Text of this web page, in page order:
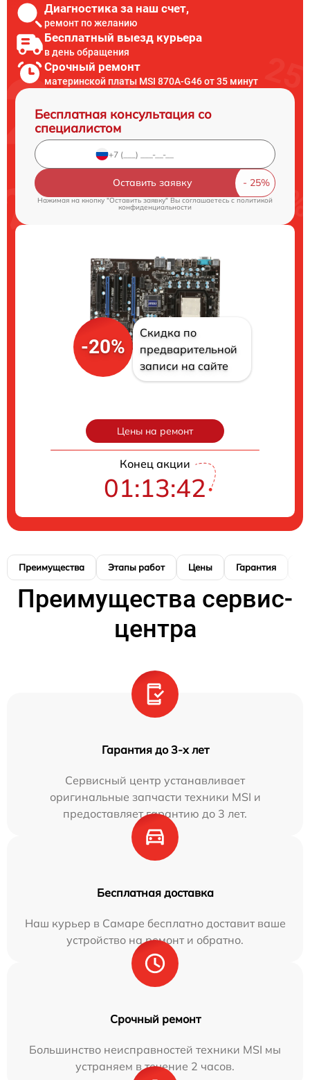
Диагностика за наш счет,
ремонт по желанию
Бесплатный выезд курьера
в день обращения
Срочный ремонт
материнской платы MSI 870A-G46 от 35 минут
Бесплатная консультация со
специалистом
Оставить заявку
Нажимая на кнопку "Оставить заявку" Вы соглашаетесь cполитикой
конфиденциальности
-20%
Скидка по
предварительной
записи на сайте
Цены на ремонт
Конец акции
01:13:41
Преимущества Этапы работ Цены Гарантия
Преимущества сервис-
центра
Гарантия до 3-х лет
Сервисный центр устанавливает
оригинальные запчасти техники MSI и
предоставляет гарантию до 3 лет.
Бесплатная доставка
Наш курьер в Самаре бесплатно доставит ваше
устройство на ремонт и обратно.
Срочный ремонт
Большинство неисправностей техники MSI мы
устраняем в течение 2 часов.